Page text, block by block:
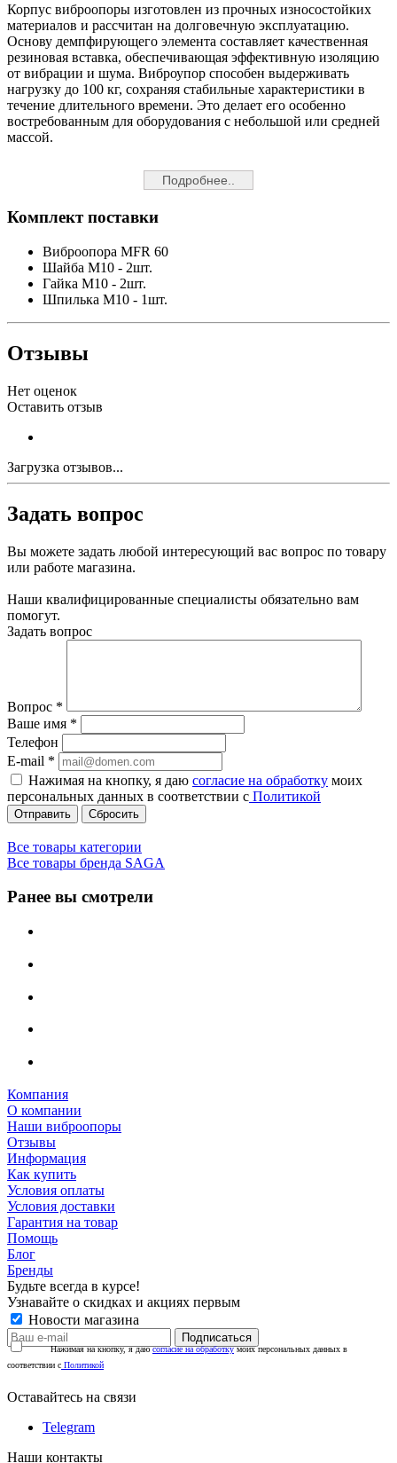
Корпус виброопоры изготовлен из прочных износостойких
материалов и рассчитан на долговечную эксплуатацию.
Основу демпфирующего элемента составляет качественная
резиновая вставка, обеспечивающая эффективную изоляцию
от вибрации и шума. Виброупор способен выдерживать
нагрузку до 100 кг, сохраняя стабильные характеристики в
течение длительного времени. Это делает его особенно
востребованным для оборудования с небольшой или средней
массой.
Подробнее..
Комплект поставки
Виброопора MFR 60
Шайба M10 - 2шт.
Гайка M10 - 2шт.
Шпилька M10 - 1шт.
Отзывы
Нет оценок
Оставить отзыв
Загрузка отзывов...
Задать вопрос
Вы можете задать любой интересующий вас вопрос по товару
или работе магазина.
Наши квалифицированные специалисты обязательно вам
помогут.
Задать вопрос
Вопрос *
Ваше имя *
Телефон
E-mail *
Нажимая на кнопку, я даю согласие на обработку моих
персональных данных в соответствии с Политикой
Сбросить
Все товары категории
Все товары бренда SAGA
Ранее вы смотрели
Компания
О компании
Наши виброопоры
Отзывы
Информация
Как купить
Условия оплаты
Условия доставки
Гарантия на товар
Помощь
Блог
Бренды
Будьте всегда в курсе!
Узнавайте о скидках и акциях первым
Новости магазина
Нажимая на кнопку, я даюсогласие на обработкумоих персональных данных в
соответствии с Политикой
Оставайтесь на связи
Telegram
Наши контакты